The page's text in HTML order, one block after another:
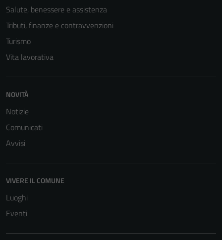
Salute, benessere e assistenza
Tributi, finanze e contravvenzioni
Turismo
Vita lavorativa
NOVITÀ
Notizie
Comunicati
Avvisi
VIVERE IL COMUNE
Luoghi
Eventi